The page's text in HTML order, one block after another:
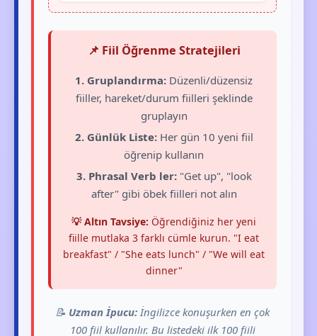
📌 Fiil Öğrenme Stratejileri
1. Gruplandırma: Düzenli/düzensiz
fiiller, hareket/durum fiilleri şeklinde
gruplayın
2. Günlük Liste:Her gün 10 yeni fiil
öğrenip kullanın
3. Phrasal Verb ler:"Get up", "look
after" gibi öbek fiilleri not alın
💡 Altın Tavsiye: Öğrendiğiniz her yeni
fiille mutlaka 3 farklı cümle kurun. "I eat
breakfast" / "She eats lunch" / "We will eat
dinner"
📝 Uzman İpucu: İngilizce konuşurken en çok
100 fiil kullanılır. Bu listedeki ilk 100 fiili